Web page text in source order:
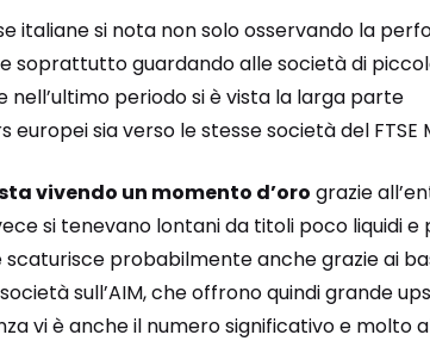
italiane si nota non solo osservando la
soprattutto guardando alle società di
nell’ultimo periodo si è vista la larga parte
sia verso le stesse società del FTSE
vivendo un momento d’oro grazie
si tenevano lontani da titoli poco liquidi
probabilmente anche grazie ai
sull’AIM, che offrono quindi grande
vi è anche il numero significativo e molto